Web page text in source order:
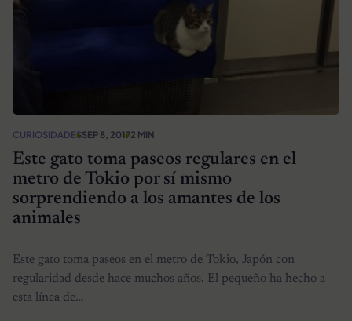
CURIOSIDADESSEP 8, 20172 MIN
Este gato toma paseos regulares en el
metro de Tokio por sí mismo
sorprendiendo a los amantes de los
animales
Este gato toma paseos en el metro de Tokio, Japón con
regularidad desde hace muchos años. El pequeño ha hecho a
esta línea de…